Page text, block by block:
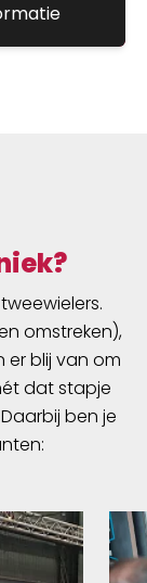
omstreken),
er blij van om
dat stapje
ben je